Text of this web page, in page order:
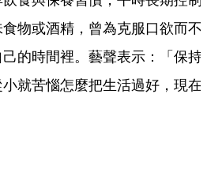
物或酒精，曾為克服口欲而不
的時間裡。藝聲表示：「保持
就苦惱怎麼把生活過好，現在